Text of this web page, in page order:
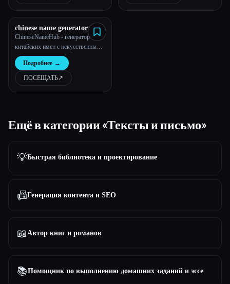
Instagram, LinkedIn | BioAI
chinese name generator
ChineseNameHub - генератор
китайских имен с искусственным
интеллектом
Подробнее →
ПОСЕЩАТЬ↗︎
Ещё в категории «Тексты и письмо»
💡Быстрая библиотека и проектирование
📠Генерация контента и SEO
📖Автор книг и романов
📚Помощник по выполнению домашних заданий и эссе